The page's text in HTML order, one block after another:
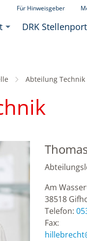
Für Hinweisgeber
DRK
Aktuell:
Abteilung Technik
Am
38518
Telefon:
Fax:
hillebrecht